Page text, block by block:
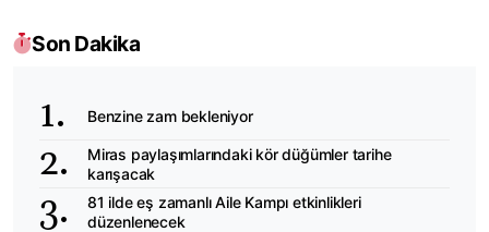
Son Dakika
Benzine zam bekleniyor
Miras paylaşımlarındaki kör düğümler tarihe
karışacak
81 ilde eş zamanlı Aile Kampı etkinlikleri
düzenlenecek